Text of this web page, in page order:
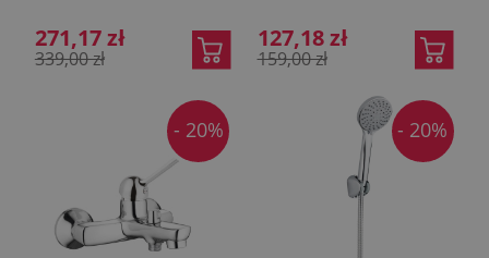
271,17 zł
339,00 zł
127,18 zł
159,00 zł
- 20% - 20%